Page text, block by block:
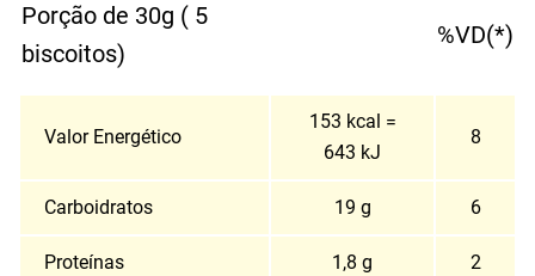
Porção de 30g ( 5
biscoitos)
%VD(*)
Valor Energético
153 kcal =
643 kJ
8
Carboidratos 19 g 6
Proteínas 1,8 g 2